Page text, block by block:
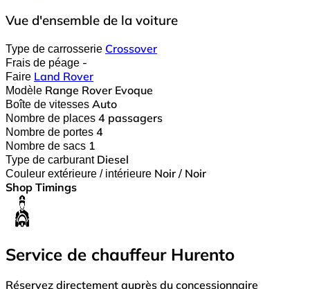
Vue d'ensemble de la voiture
Type de carrosserie Crossover
Frais de péage -
Faire Land Rover
Modèle Range Rover Evoque
Boîte de vitesses Auto
Nombre de places 4 passagers
Nombre de portes 4
Nombre de sacs 1
Type de carburant Diesel
Couleur extérieure / intérieure Noir / Noir
Shop Timings
Service de chauffeur Hurento
Réservez directement auprès du concessionnaire